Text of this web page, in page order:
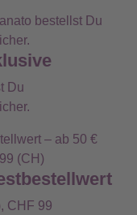
Du
CHF 99